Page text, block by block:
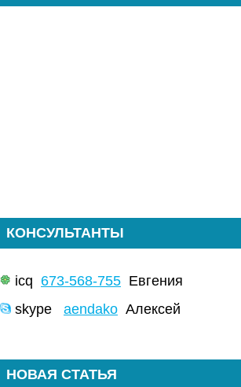
КОНСУЛЬТАНТЫ
icq 673-568-755 Евгения
skype aendako Алексей
НОВАЯ СТАТЬЯ